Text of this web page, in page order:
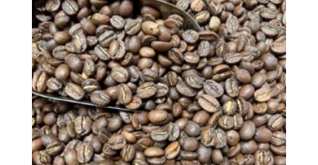
32,00 zł
do
504,00 zł